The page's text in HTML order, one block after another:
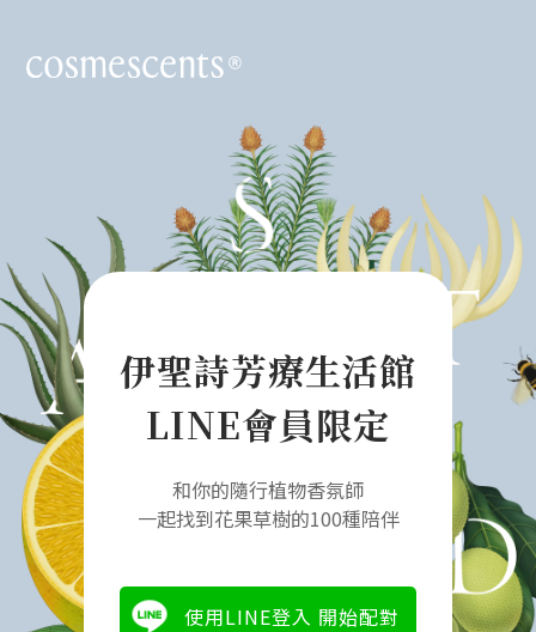
伊聖詩芳療生活館
LINE會員限定
和你的隨行植物香氛師
一起找到花果草樹的100種陪伴
使用LINE登入 開始配對